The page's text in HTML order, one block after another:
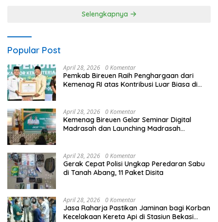
Selengkapnya
Popular Post
April 28, 2026 0 Komentar
Pemkab Bireuen Raih Penghargaan dari
Kemenag RI atas Kontribusi Luar Biasa di
April 28, 2026 0 Komentar
Kemenag Bireuen Gelar Seminar Digital
Madrasah dan Launching Madrasah
April 28, 2026 0 Komentar
Gerak Cepat Polisi Ungkap Peredaran Sabu
di Tanah Abang, 11 Paket Disita
April 28, 2026 0 Komentar
Jasa Raharja Pastikan Jaminan bagi Korban
Kecelakaan Kereta Api di Stasiun Bekasi